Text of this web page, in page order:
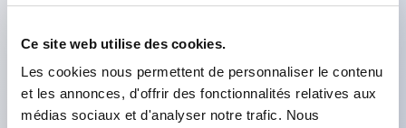
Ce site web utilise des cookies.
Les cookies nous permettent de personnaliser le contenu
et les annonces, d'offrir des fonctionnalités relatives aux
médias sociaux et d'analyser notre trafic. Nous
accessoires adaptés pour fixation sur cadres en
aluminium, etc.
Contacts plaqués or adaptés aux faibles charges.
Résistance au verrouillage supérieure à 1400 N
(GS-ET-19).